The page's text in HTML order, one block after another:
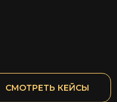
CМОТРЕТЬ КЕЙСЫ